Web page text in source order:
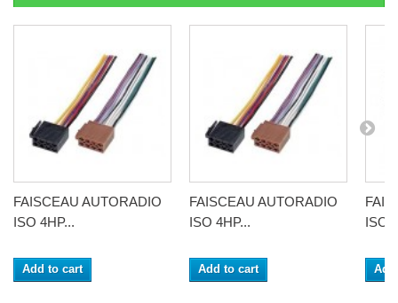
FAISCEAU AUTORADIO
ISO 4HP...
Add to cart
FAISCEAU AUTORADIO
ISO 4HP...
Add to cart
ISO